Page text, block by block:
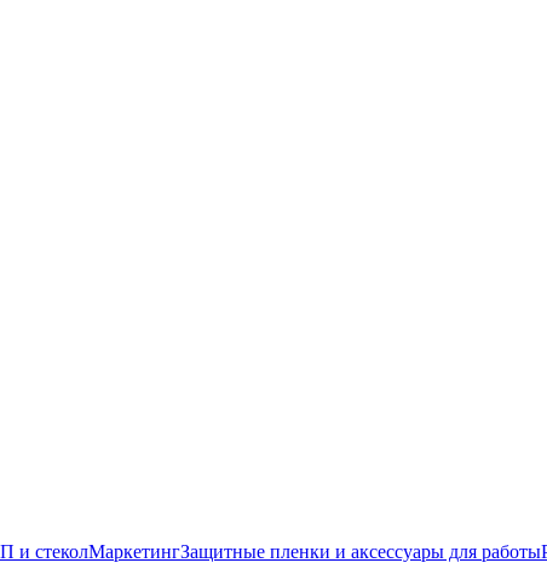
и стеколМаркетингЗащитные пленки и аксессуары для работы